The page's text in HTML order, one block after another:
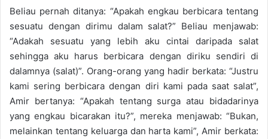
Beliau pernah ditanya: “Apakah engkau berbicara tentang
sesuatu dengan dirimu dalam salat?” Beliau menjawab:
“Adakah sesuatu yang lebih aku cintai daripada salat
sehingga aku harus berbicara dengan diriku sendiri di
dalamnya (salat)”. Orang-orang yang hadir berkata: “Justru
kami sering berbicara dengan diri kami pada saat salat”,
Amir bertanya: “Apakah tentang surga atau bidadarinya
yang engkau bicarakan itu?”, mereka menjawab: “Bukan,
melainkan tentang keluarga dan harta kami”, Amir berkata: